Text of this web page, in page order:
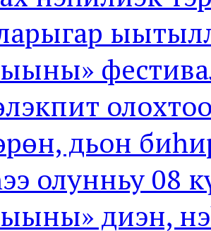
дьон
олунньу 08
диэн,